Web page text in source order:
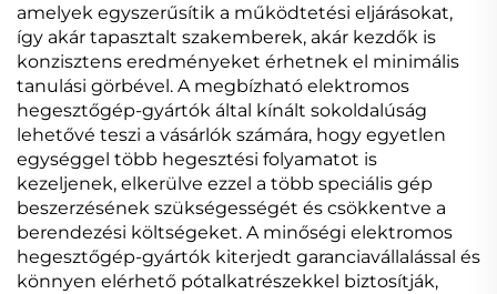
amelyek egyszerűsítik a működtetési eljárásokat,
így akár tapasztalt szakemberek, akár kezdők is
konzisztens eredményeket érhetnek el minimális
tanulási görbével. A megbízható elektromos
hegesztőgép-gyártók által kínált sokoldalúság
lehetővé teszi a vásárlók számára, hogy egyetlen
egységgel több hegesztési folyamatot is
kezeljenek, elkerülve ezzel a több speciális gép
beszerzésének szükségességét és csökkentve a
berendezési költségeket. A minőségi elektromos
hegesztőgép-gyártók kiterjedt garanciavállalással és
könnyen elérhető pótalkatrészekkel biztosítják,